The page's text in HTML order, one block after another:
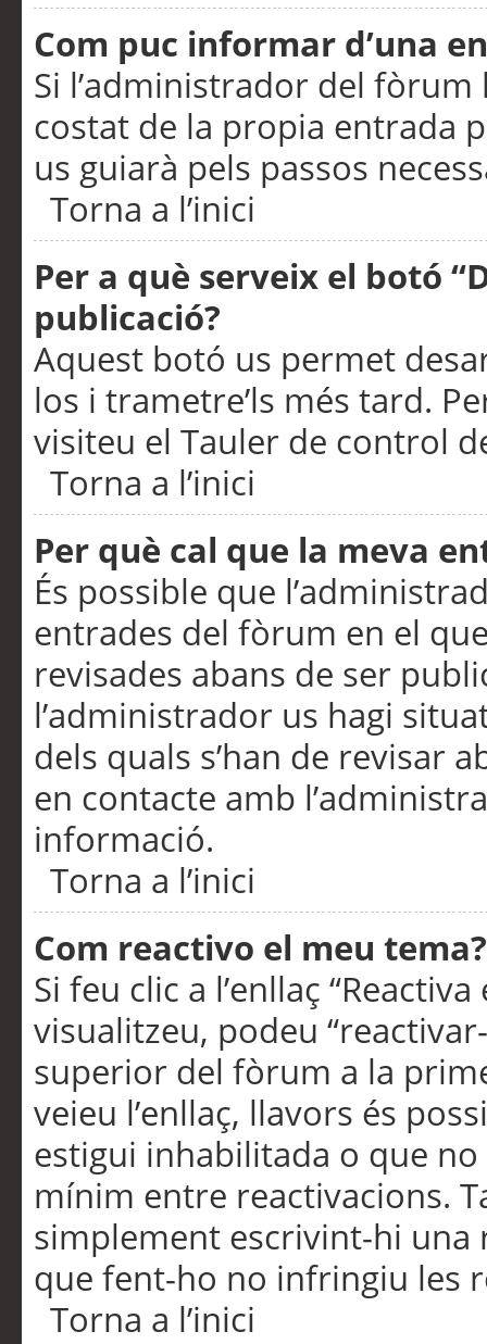
Com puc informar d’una
Si l’administrador del
costat de la propia entrada
us guiarà pels passos
Torna a l’inici
Per a què serveix el botó
publicació?
Aquest botó us permet
los i trametre’ls més tard.
visiteu el Tauler de control
Torna a l’inici
Per què cal que la meva
És possible que
entrades del fòrum en el
revisades abans de ser
l’administrador us hagi
dels quals s’han de revisar
en contacte amb
informació.
Torna a l’inici
Com reactivo el meu tema?
Si feu clic a l’enllaç
visualitzeu, podeu
superior del fòrum a la
veieu l’enllaç, llavors és
estigui inhabilitada o que
mínim entre reactivacions.
simplement escrivint-hi una
que fent-ho no infringiu les
Torna a l’inici